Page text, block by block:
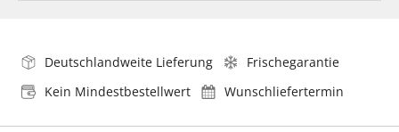
Deutschlandweite Lieferung
Frischegarantie
Kein Mindestbestellwert
Wunschliefertermin